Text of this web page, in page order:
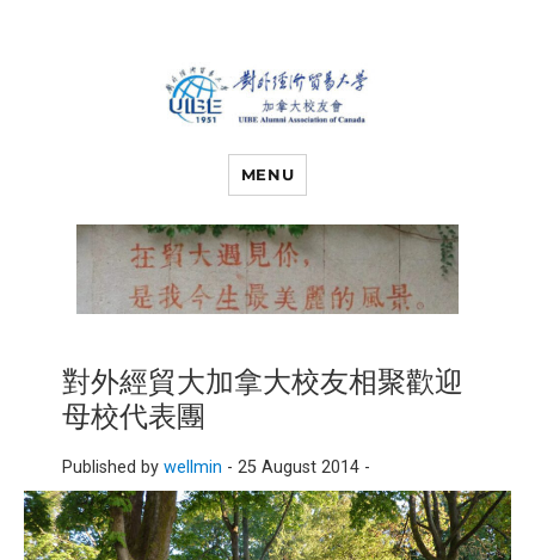
对外经济贸易
大学加拿大校
友会
MENU
對外經貿大加拿大校友相聚歡迎
母校代表團
Published by wellmin - 25 August 2014 -